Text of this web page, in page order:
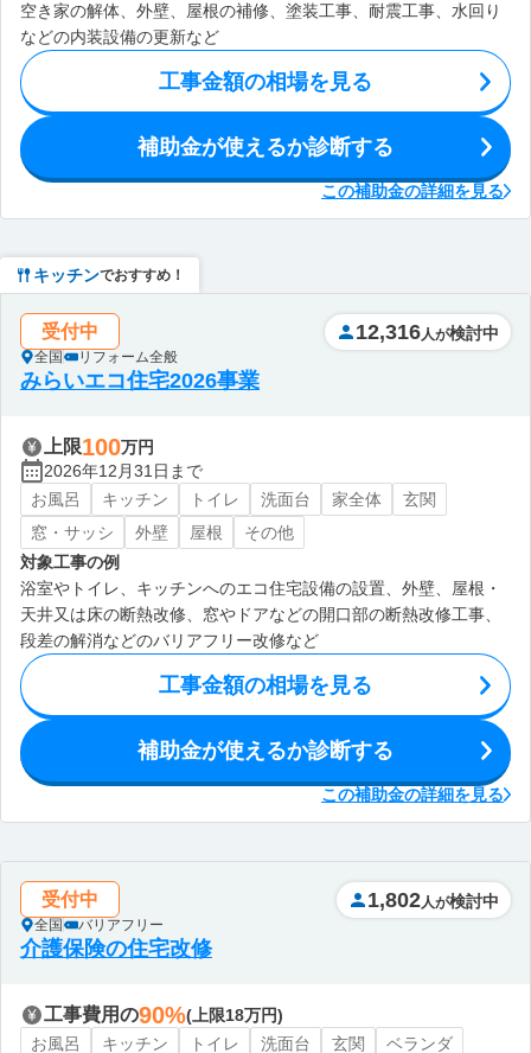
空き家の解体、外壁、屋根の補修、塗装工事、耐震工事、水回り
などの内装設備の更新など
工事金額の相場を見る
補助金が使えるか診断する
この補助金の詳細を見る
キッチンでおすすめ！
受付中
全国 リフォーム全般
12,316 人が検討中
みらいエコ住宅2026事業
上限100万円
2026年12月31日まで
お風呂
キッチン トイレ 洗面台 家全体
玄関
窓・サッシ
外壁 屋根
その他
対象工事の例
浴室やトイレ、キッチンへのエコ住宅設備の設置、外壁、屋根・
天井又は床の断熱改修、窓やドアなどの開口部の断熱改修工事、
段差の解消などのバリアフリー改修など
工事金額の相場を見る
補助金が使えるか診断する
この補助金の詳細を見る
受付中
全国 バリアフリー
1,802 人が検討中
介護保険の住宅改修
工事費用の90%(上限18万円)
お風呂
キッチン トイレ 洗面台 玄関 ベランダ